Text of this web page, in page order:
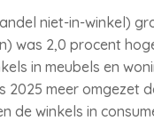
niet-in-winkel)
was 2,0 procent
in meubels en
meer omgezet
de winkels in